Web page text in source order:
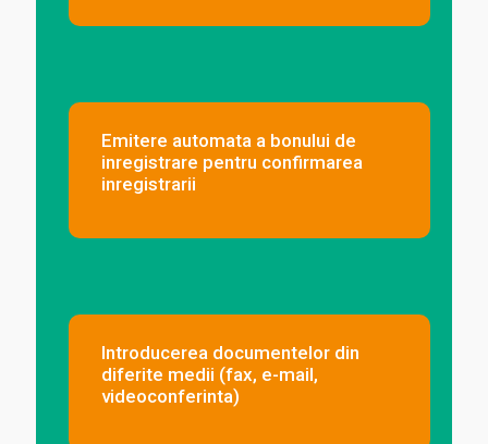
Emitere automata a bonului de
inregistrare pentru confirmarea
inregistrarii
Introducerea documentelor din
diferite medii (fax, e-mail,
videoconferinta)